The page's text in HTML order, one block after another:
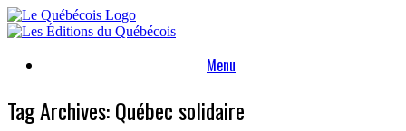
Skip
to
Menu
Tag Archives:Québec solidaire